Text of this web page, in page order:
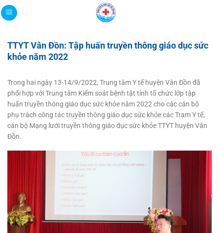
Bỏ
qua
dung
TTYT Vân Đồn: Tập huấn truyền thông giáo dục sức
khỏe năm 2022
Trong hai ngày 13-14/9/2022, Trung tâm Y tế huyện Vân Đồn đã
phối hợp với Trung tâm Kiểm soát bệnh tật tỉnh tổ chức lớp tập
huấn truyền thông giáo dục sức khỏe năm 2022 cho các cán bộ
phụ trách công tác truyền thông giáo dục sức khỏe các Trạm Y tế,
cán bộ Mạng lưới truyền thông giáo dục sức khỏe TTYT huyện Vân
Đồn.